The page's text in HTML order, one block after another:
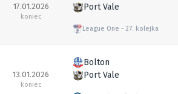
17.01.2026
koniec
Port Vale
League One 27. kolejka
13.01.2026
koniec
Bolton
Port Vale